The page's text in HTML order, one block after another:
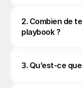
3. Qu’est-ce
2. Combien de
playbook ?